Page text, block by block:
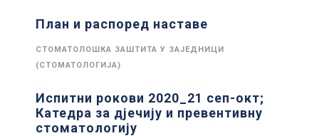
План и распоред наставе
СТОМАТОЛОШКА ЗАШТИТА У ЗАЈЕДНИЦИ
(СТОМАТОЛОГИЈА)
Испитни рокови 2020_21 сеп-окт;
Катедра за дјечију и превентивну
стоматологију